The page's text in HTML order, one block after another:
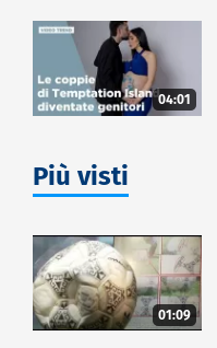
04:01
Più visti
01:09